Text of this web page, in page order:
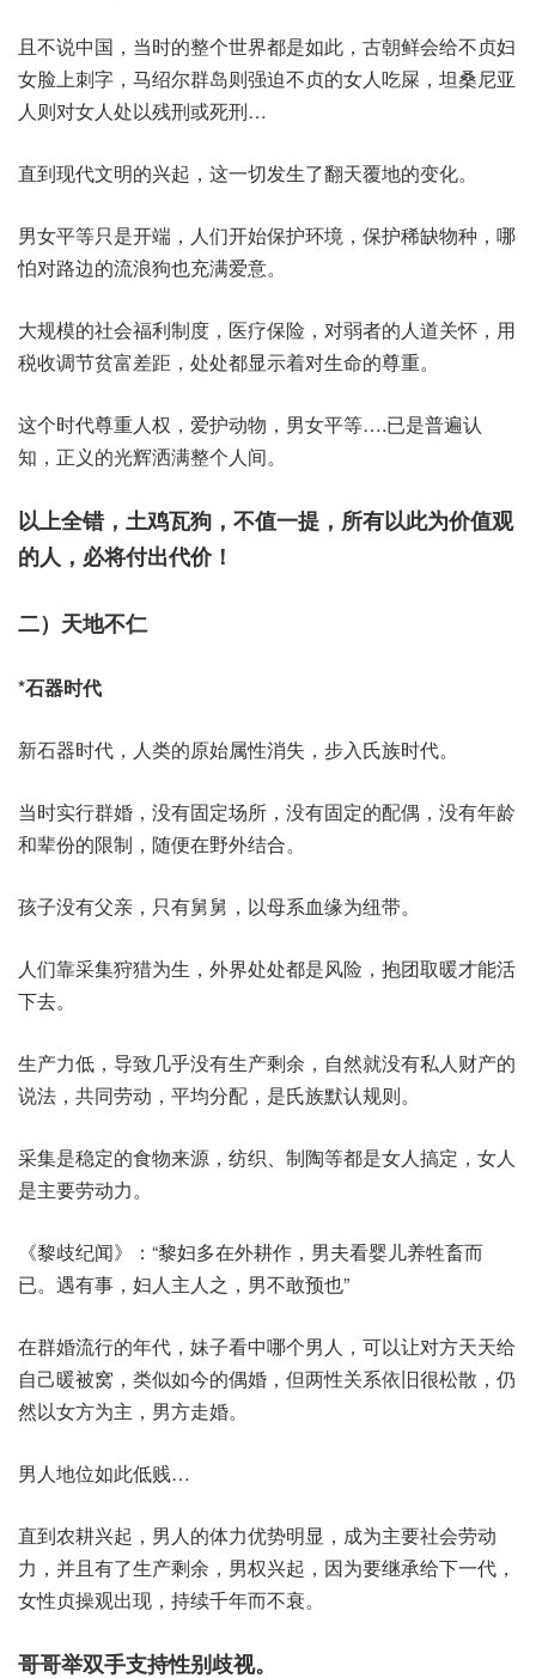
且不说中国，当时的整个世界都是如此，古朝鲜会给不贞妇
女脸上刺字，马绍尔群岛则强迫不贞的女人吃屎，坦桑尼亚
人则对女人处以残刑或死刑…
直到现代文明的兴起，这一切发生了翻天覆地的变化。
男女平等只是开端，人们开始保护环境，保护稀缺物种，哪
怕对路边的流浪狗也充满爱意。
大规模的社会福利制度，医疗保险，对弱者的人道关怀，用
税收调节贫富差距，处处都显示着对生命的尊重。
这个时代尊重人权，爱护动物，男女平等….已是普遍认
知，正义的光辉洒满整个人间。
以上全错，土鸡瓦狗，不值一提，所有以此为价值观
的人，必将付出代价！
二）天地不仁
*石器时代
新石器时代，人类的原始属性消失，步入氏族时代。
当时实行群婚，没有固定场所，没有固定的配偶，没有年龄
和辈份的限制，随便在野外结合。
孩子没有父亲，只有舅舅，以母系血缘为纽带。
人们靠采集狩猎为生，外界处处都是风险，抱团取暖才能活
下去。
生产力低，导致几乎没有生产剩余，自然就没有私人财产的
说法，共同劳动，平均分配，是氏族默认规则。
采集是稳定的食物来源，纺织、制陶等都是女人搞定，女人
是主要劳动力。
《黎歧纪闻》：“黎妇多在外耕作，男夫看婴儿养牲畜而
已。遇有事，妇人主人之，男不敢预也”
在群婚流行的年代，妹子看中哪个男人，可以让对方天天给
自己暖被窝，类似如今的偶婚，但两性关系依旧很松散，仍
然以女方为主，男方走婚。
男人地位如此低贱…
直到农耕兴起，男人的体力优势明显，成为主要社会劳动
力，并且有了生产剩余，男权兴起，因为要继承给下一代，
女性贞操观出现，持续千年而不衰。
哥哥举双手支持性别歧视。